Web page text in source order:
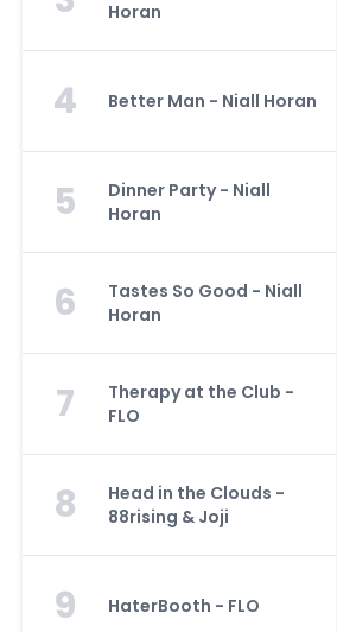
Horan
4 Better Man - Niall Horan
5
Dinner Party - Niall
Horan
6
Tastes So Good - Niall
Horan
7
Therapy at the Club -
FLO
8
Head in the Clouds -
88rising & Joji
9 HaterBooth - FLO